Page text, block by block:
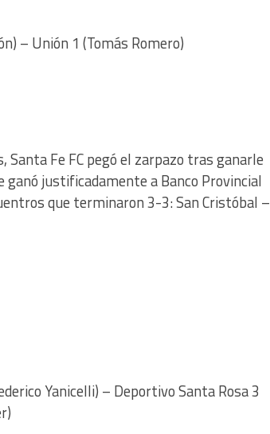
– Unión 1 (Tomás Romero)
Fe FC pegó el zarpazo tras ganarle
justificadamente a Banco Provincial
que terminaron 3-3: San Cristóbal –
Yanicelli) – Deportivo Santa Rosa 3